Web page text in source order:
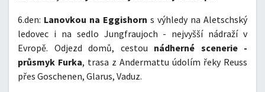
6.den: Lanovkou na Eggishorn s výhledy na Aletschský
ledovec i na sedlo Jungfraujoch - nejvyšší nádraží v
Evropě. Odjezd domů, cestou nádherné scenerie -
průsmyk Furka, trasa z Andermattu údolím řeky Reuss
přes Goschenen, Glarus, Vaduz.